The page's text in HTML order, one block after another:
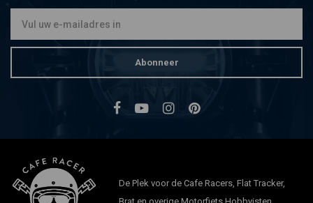
Abonneer
De Plek voor de Cafe Racers, Flat Tracker,